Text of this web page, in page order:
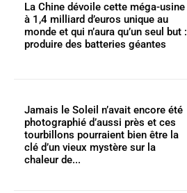
La Chine dévoile cette méga-usine
à 1,4 milliard d’euros unique au
monde et qui n’aura qu’un seul but :
produire des batteries géantes
Jamais le Soleil n’avait encore été
photographié d’aussi près et ces
tourbillons pourraient bien être la
clé d’un vieux mystère sur la
chaleur de...